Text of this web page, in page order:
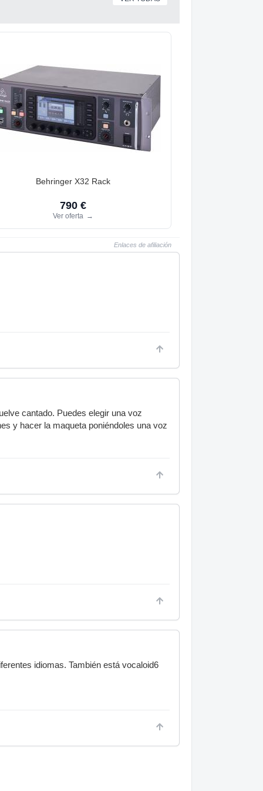
Behringer X32 Rack
790 €
Ver oferta →
Enlaces de afiliación
cantado. Puedes elegir una voz
y hacer la maqueta poniéndoles una voz
idiomas. También está vocaloid6